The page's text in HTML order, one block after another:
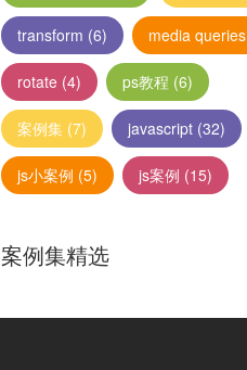
transform (6) media queries
rotate (4) ps教程 (6)
案例集 (7) javascript (32)
js小案例 (5) js案例 (15)
案例集精选